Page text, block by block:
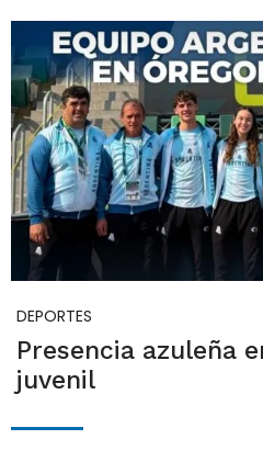
DEPORTES
Presencia azuleña
juvenil